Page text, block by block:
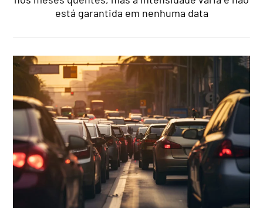
está garantida em nenhuma data